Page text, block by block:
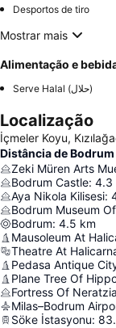
Desportos de tiro
Mostrar mais
Alimentação e
Serve Halal (حلال)
Localização
İçmeler Koyu,
Distância de
Zeki Müren Arts
Bodrum Castle: 4.3
Aya Nikola Kilisesi:
Bodrum Museum
Bodrum: 4.5 km
Mausoleum At
Theatre At
Pedasa Antique
Plane Tree Of
Fortress Of Neratzia
Milas–Bodrum
Söke İstasyonu: